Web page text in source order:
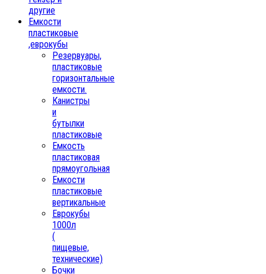
другие
Емкости
пластиковые
,еврокубы
Резервуары,
пластиковые
горизонтальные
емкости.
Канистры
и
бутылки
пластиковые
Емкость
пластиковая
прямоугольная
Емкости
пластиковые
вертикальные
Еврокубы
1000л
(
пищевые,
технические)
Бочки